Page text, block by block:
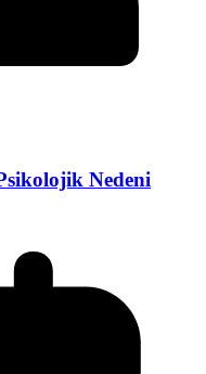
Nedeni